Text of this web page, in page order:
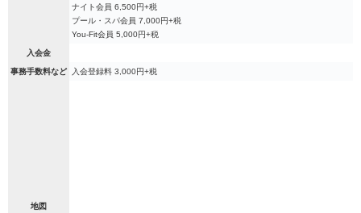
ナイト会員 6,500円+税
プール・スパ会員 7,000円+税
You-Fit会員 5,000円+税
入会金
事務手数料など 入会登録料 3,000円+税
地図